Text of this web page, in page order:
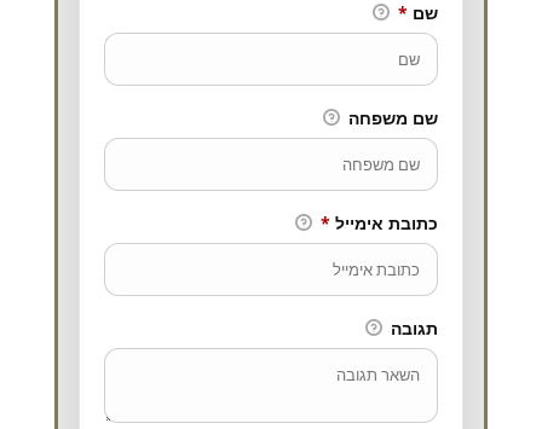
שם *
שם משפחה
כתובת אימייל *
תגובה